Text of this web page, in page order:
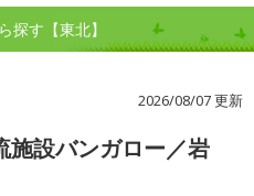
探す【東北】
2026/08/07 更新
施設バンガロー／岩